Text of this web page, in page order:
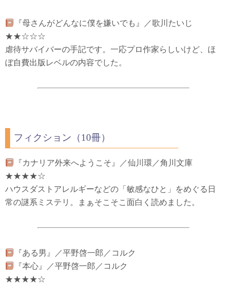
『母さんがどんなに僕を嫌いでも』／歌川たいじ
★★☆☆☆
虐待サバイバーの手記です。一応プロ作家らしいけど、ほ
ぼ自費出版レベルの内容でした。
フィクション（10冊）
『カナリア外来へようこそ』／仙川環／角川文庫
★★★★☆
ハウスダストアレルギーなどの「敏感なひと」をめぐる日
常の謎系ミステリ。まぁそこそこ面白く読めました。
『ある男』／平野啓一郎／コルク
『本心』／平野啓一郎／コルク
★★★★☆